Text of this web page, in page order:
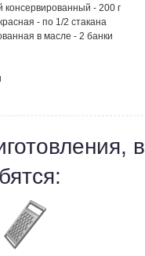
консервированный - 200 г
- по 1/2 стакана
в масле - 2 банки